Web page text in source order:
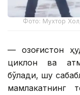
Фото: Мухтор
— Қозоғистон
циклон ва
бўлади, шу
мамлакатнинг